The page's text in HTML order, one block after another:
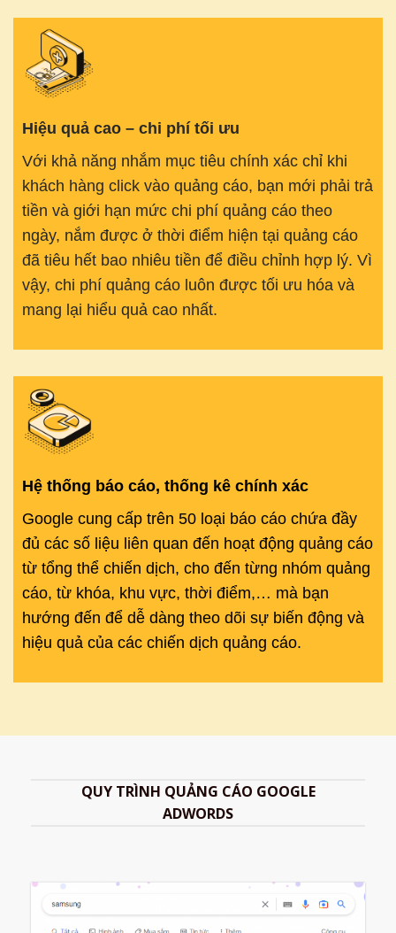
Hiệu quả cao – chi phí tối ưu
Với khả năng nhắm mục tiêu chính xác chỉ khi
khách hàng click vào quảng cáo, bạn mới phải trả
tiền và giới hạn mức chi phí quảng cáo theo
ngày, nắm được ở thời điểm hiện tại quảng cáo
đã tiêu hết bao nhiêu tiền để điều chỉnh hợp lý. Vì
vậy, chi phí quảng cáo luôn được tối ưu hóa và
mang lại hiểu quả cao nhất.
Hệ thống báo cáo, thống kê chính xác
Google cung cấp trên 50 loại báo cáo chứa đầy
đủ các số liệu liên quan đến hoạt động quảng cáo
từ tổng thể chiến dịch, cho đến từng nhóm quảng
cáo, từ khóa, khu vực, thời điểm,… mà bạn
hướng đến để dễ dàng theo dõi sự biến động và
hiệu quả của các chiến dịch quảng cáo.
QUY TRÌNH QUẢNG CÁO GOOGLE
ADWORDS